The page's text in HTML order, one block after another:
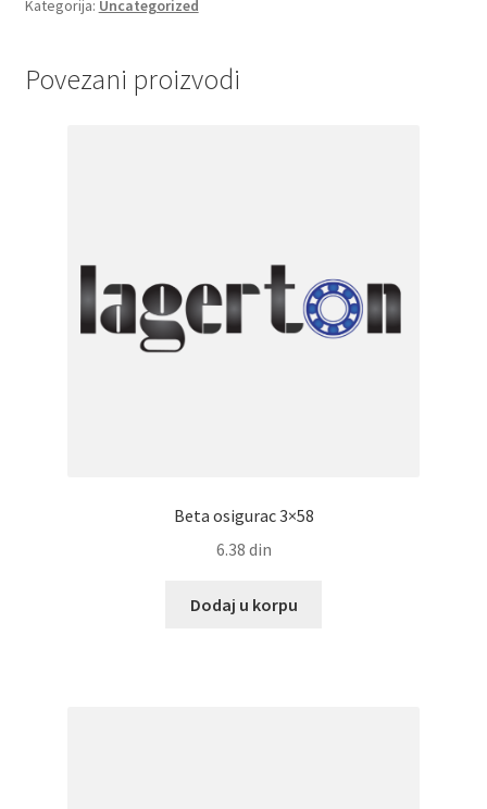
količina
Kategorija: Uncategorized
Povezani proizvodi
Beta osigurac 3×58
6.38 din
Dodaj u korpu